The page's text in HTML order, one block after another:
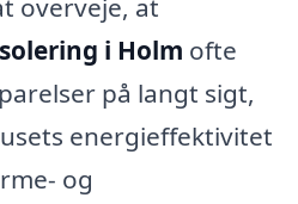
overveje, at
i Holm ofte
på langt sigt,
energieffektivitet
og